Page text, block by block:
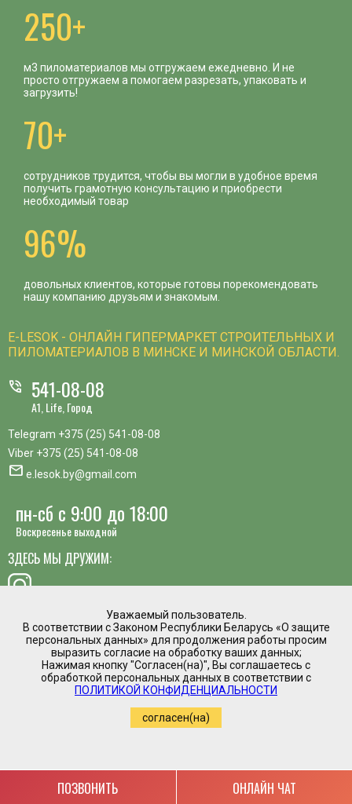
Уважаемый пользователь.
В соответствии с Законом Республики Беларусь «О защите
персональных данных» для продолжения работы просим
выразить согласие на обработку ваших данных;
Нажимая кнопку "Согласен(на)", Вы соглашаетесь с
обработкой персональных данных в соответствии с
ПОЛИТИКОЙ КОНФИДЕНЦИАЛЬНОСТИ
согласен(на)
ПОЗВОНИТЬ ОНЛАЙН ЧАТ
250+
м3 пиломатериалов мы отгружаем ежедневно. И не
просто отгружаем а помогаем разрезать, упаковать и
загрузить!
70+
сотрудников трудится, чтобы вы могли в удобное время
получить грамотную консультацию и приобрести
необходимый товар
96%
довольных клиентов, которые готовы порекомендовать
нашу компанию друзьям и знакомым.
E-LESOK - ОНЛАЙН ГИПЕРМАРКЕТ СТРОИТЕЛЬНЫХ И
ПИЛОМАТЕРИАЛОВ В МИНСКЕ И МИНСКОЙ ОБЛАСТИ.
phone_in_talk 541-08-08
A1, Life, Город
Telegram +375 (25) 541-08-08
Viber +375 (25) 541-08-08
mail e.lesok.by@gmail.com
пн-сб с 9:00 до 18:00
Воскресенье выходной
ЗДЕСЬ МЫ ДРУЖИМ:
хотите предложить идею, похвалить сотрудника или
пожаловаться?
Написать директору
Интернет магазин временно приостановил